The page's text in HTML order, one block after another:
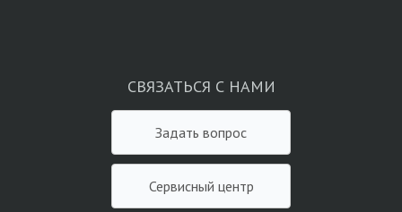
СВЯЗАТЬСЯ С НАМИ
Задать вопрос
Сервисный центр